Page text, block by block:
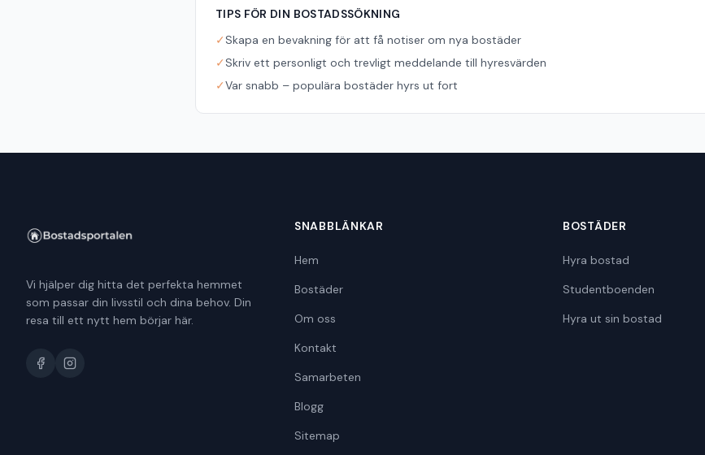
TIPS FÖR DIN BOSTADSSÖKNING
✓Skapa en bevakning för att få notiser om nya bostäder
✓Skriv ett personligt och trevligt meddelande till hyresvärden
✓Var snabb – populära bostäder hyrs ut fort
Vi hjälper dig hitta det perfekta hemmet
som passar din livsstil och dina behov. Din
resa till ett nytt hem börjar här.
SNABBLÄNKAR
Hem
Bostäder
Om oss
Kontakt
Samarbeten
Blogg
Sitemap
BOSTÄDER
Hyra bostad
Studentboenden
Hyra ut sin bostad